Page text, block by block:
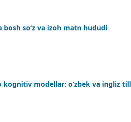
bosh so‘z va izoh matn hududi
kognitiv modellar: o‘zbek va ingliz